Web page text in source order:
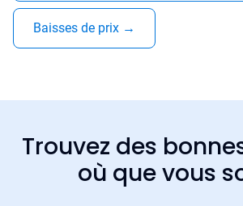
Baisses de prix →
Trouvez des
où que vous